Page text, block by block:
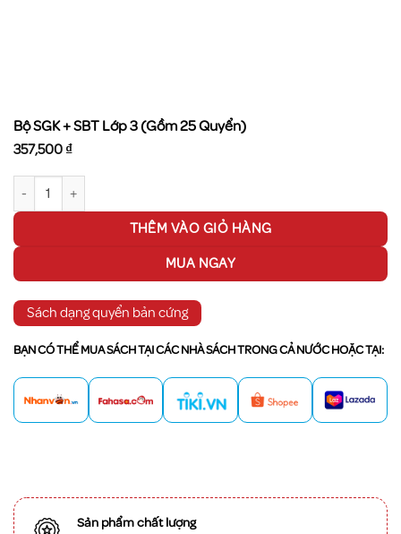
Bộ SGK + SBT Lớp 3 (Gồm 25 Quyển)
357,500₫
Bộ SGK + SBT Lớp 3 (Gồm 25 Quyển) số lượng
THÊM VÀO GIỎ HÀNG
MUA NGAY
Sách dạng quyển bản cứng
BẠN CÓ THỂ MUA SÁCH TẠI CÁC NHÀ SÁCH TRONG CẢ NƯỚC HOẶC TẠI:
Sản phẩm chất lượng